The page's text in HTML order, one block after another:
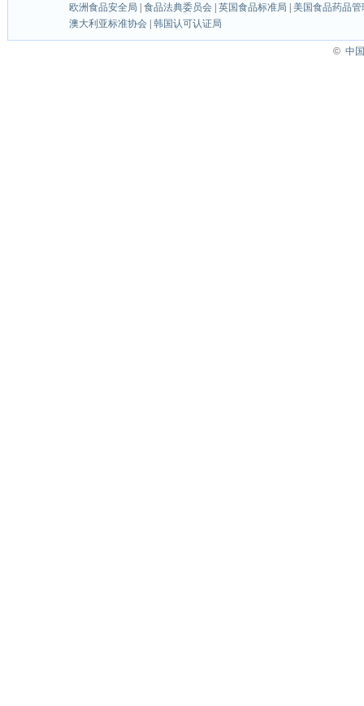
欧洲食品安全局
食品法典委员会 英国食品标准局
美国食品药品管
澳大利亚标准协会 韩国认可认证局
© 中